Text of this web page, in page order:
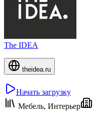
The IDEA
theidea.ru
Начать загрузку
Мебель, Интерьер